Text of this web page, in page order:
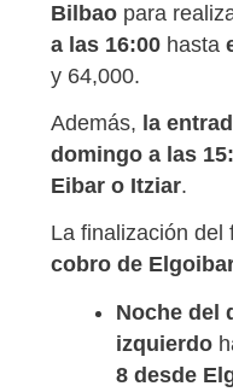
Bilbao para
a las 16:00 hasta
y 64,000.
Además, la
domingo a las
Eibar o Itziar.
La finalización del
cobro de
Noche del
izquierdo
8 desde